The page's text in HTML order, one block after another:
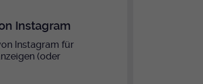
Instagram
Instagram für
(oder